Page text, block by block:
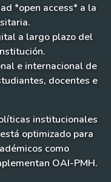
*open access* a la
a largo plazo del
e internacional de
docentes e
institucionales
optimizado para
como
OAI-PMH.